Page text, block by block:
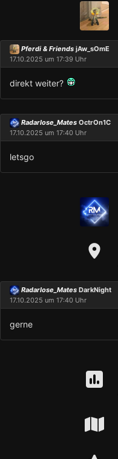
Pferdi & Friends jAw_sOmE
17.10.2025 um 17:39 Uhr
direkt weiter?
Radarlose_Mates OctrOn1C
17.10.2025 um 17:40 Uhr
letsgo
Radarlose_Mates DarkNight
17.10.2025 um 17:40 Uhr
gerne